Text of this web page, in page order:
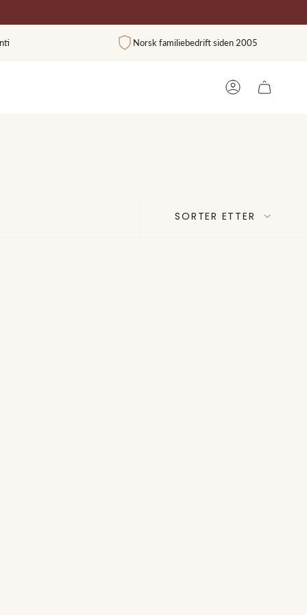
Norsk familiebedrift siden 2005
BRUKER
SORTER
SORTER ETTER